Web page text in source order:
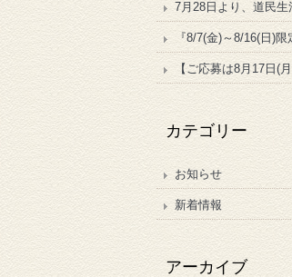
7月28日より、道民生
『8/7(金)～8/16(日)
【ご応募は8月17日(
カテゴリー
お知らせ
新着情報
アーカイブ